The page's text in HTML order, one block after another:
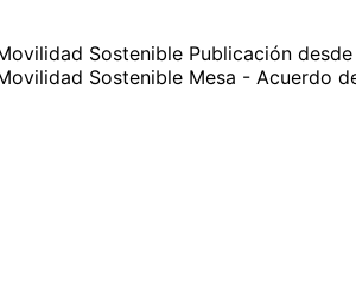
Sostenible Publicación
Sostenible Mesa - Acuerdo